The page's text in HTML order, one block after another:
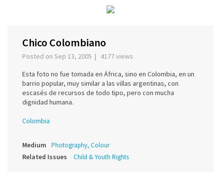
Chico Colombiano
Posted on Sep 13, 2005 | 4177 views
Esta foto no fue tomada en África, sino en Colombia, en un
barrio popular, muy similar a las villas argentinas, con
escasés de recursos de todo tipo, pero con mucha
dignidad humana.
Colombia
Medium Photography, Colour
Related Issues Child & Youth Rights